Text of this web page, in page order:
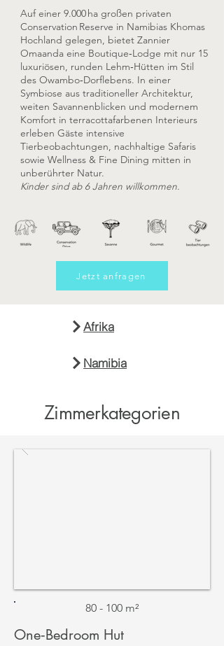
Auf einer 9.000 ha großen privaten
Conservation Reserve in Namibias Khomas
Hochland gelegen, bietet Zannier
Omaanda eine Boutique‑Lodge mit nur 15
luxuriösen, runden Lehm‑Hütten im Stil
des Owambo‑Dorflebens. In einer
Symbiose aus traditioneller Architektur,
weiten Savannenblicken und modernem
Komfort in terracottafarbenen Interieurs
erleben Gäste intensive
Tierbeobachtungen, nachhaltige Safaris
sowie Wellness & Fine Dining mitten in
unberührter Natur.
Kinder sind ab 6 Jahren willkommen.
Jetzt anfragen
Afrika
Namibia
Zimmerkategorien
80 - 100 m²
One‑Bedroom Hut